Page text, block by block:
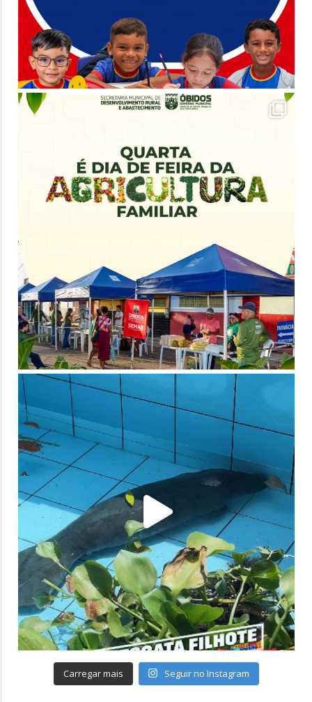
Carregar mais Seguir no Instagram